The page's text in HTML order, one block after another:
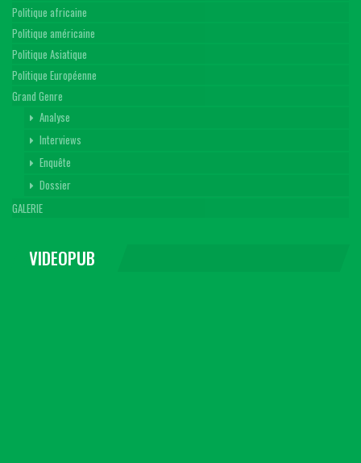
Politique africaine
Politique américaine
Politique Asiatique
Politique Européenne
Grand Genre
Analyse
Interviews
Enquête
Dossier
GALERIE
VIDEOPUB